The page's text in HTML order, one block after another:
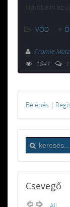
kipróbálni az
VOD
Promie Motz
1841
Belépés |
Csevegő